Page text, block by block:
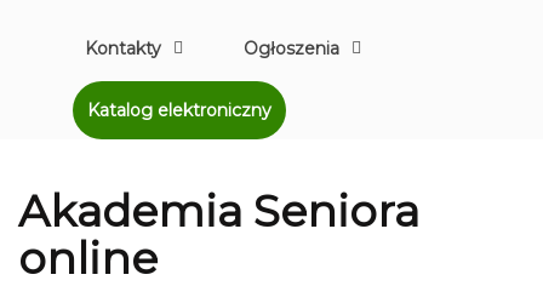
Kontakty Ogłoszenia
Katalog elektroniczny
Akademia Seniora
online